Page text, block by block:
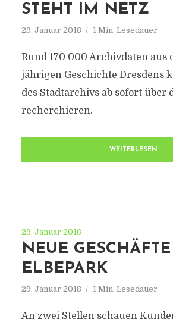
STEHT IM NETZ
29. Januar 2018 1 Min. Lesedauer
Rund 170 000 Archivdaten aus
jährigen Geschichte Dresdens
des Stadtarchivs ab sofort über
recherchieren.
WEITERLESEN
29. Januar 2018
NEUE
ELBEPARK
29. Januar 2018 1 Min. Lesedauer
An zwei Stellen schauen